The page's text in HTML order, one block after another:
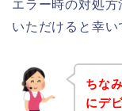
エラー時の対処
いただけると幸い
ちな
にデ